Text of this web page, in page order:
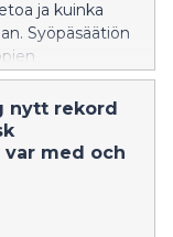
ja kuinka
Syöpäsäätiön
asti.
nytt rekord
med och